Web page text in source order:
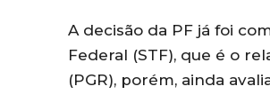
A decisão da PF já foi
Federal (STF), que é o
(PGR), porém, ainda